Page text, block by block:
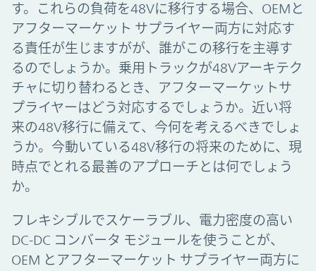
す。これらの負荷を48Vに移行する場合、OEMと
アフターマーケット サプライヤー両方に対応す
る責任が生じますがが、誰がこの移行を主導す
るのでしょうか。乗用トラックが48Vアーキテク
チャに切り替わるとき、アフターマーケットサ
プライヤーはどう対応するでしょうか。近い将
来の48V移行に備えて、今何を考えるべきでしょ
うか。今動いている48V移行の将来のために、現
時点でとれる最善のアプローチとは何でしょう
か。
フレキシブルでスケーラブル、電力密度の高い
DC-DC コンバータ モジュールを使うことが、
OEM とアフターマーケット サプライヤー両方に